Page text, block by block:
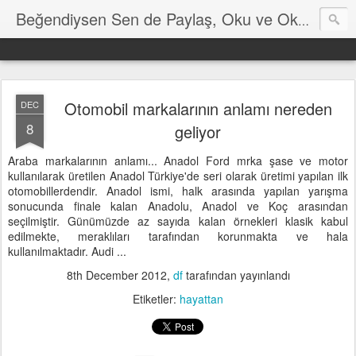
Beğendiysen Sen de Paylaş, Oku ve Okut
DEC
8
Otomobil markalarının anlamı nereden
geliyor
Araba markalarının anlamı... Anadol Ford mrka şase ve motor
kullanılarak üretilen Anadol Türkiye'de seri olarak üretimi yapılan ilk
otomobillerdendir. Anadol ismi, halk arasında yapılan yarışma
sonucunda finale kalan Anadolu, Anadol ve Koç arasından
seçilmiştir. Günümüzde az sayıda kalan örnekleri klasik kabul
edilmekte, meraklıları tarafından korunmakta ve hala
kullanılmaktadır. Audi ...
8th December 2012, dftarafından yayınlandı
Etiketler: hayattan